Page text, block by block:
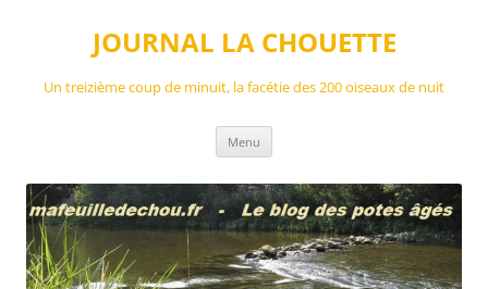
JOURNAL LA CHOUETTE
Un treizième coup de minuit, la facétie des 200 oiseaux de nuit
Menu